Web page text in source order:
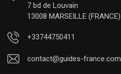
7 bd de Louvain
13008 MARSEILLE (FRANCE)
+33744750411
contact@guides-france.com